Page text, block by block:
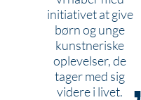
initiativet at give
børn og unge
kunstneriske
oplevelser, de
tager med sig
videre i livet.